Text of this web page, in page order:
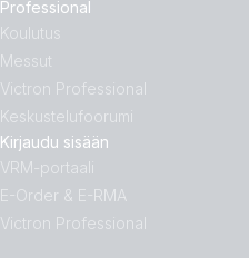
Professional
Koulutus
Messut
Victron Professional
Keskustelufoorumi
Kirjaudu sisään
VRM-portaali
E-Order & E-RMA
Victron Professional